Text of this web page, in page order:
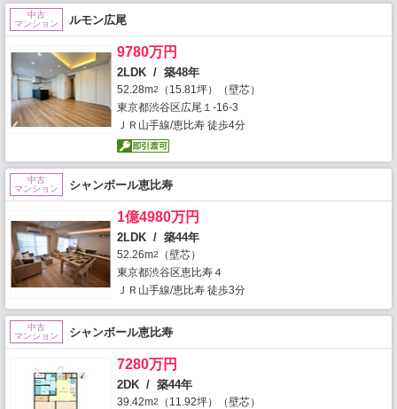
中古
マンション
ルモン広尾
9780万円
2LDK / 築48年
52.28m2
（15.81坪）（壁芯）
東京都渋谷区広尾１-16-3
ＪＲ山手線/恵比寿 徒歩4分
中古
マンション
シャンボール恵比寿
1億4980万円
2LDK / 築44年
52.26m2
（壁芯）
東京都渋谷区恵比寿４
ＪＲ山手線/恵比寿 徒歩3分
中古
マンション
シャンボール恵比寿
7280万円
2DK / 築44年
39.42m2
（11.92坪）（壁芯）